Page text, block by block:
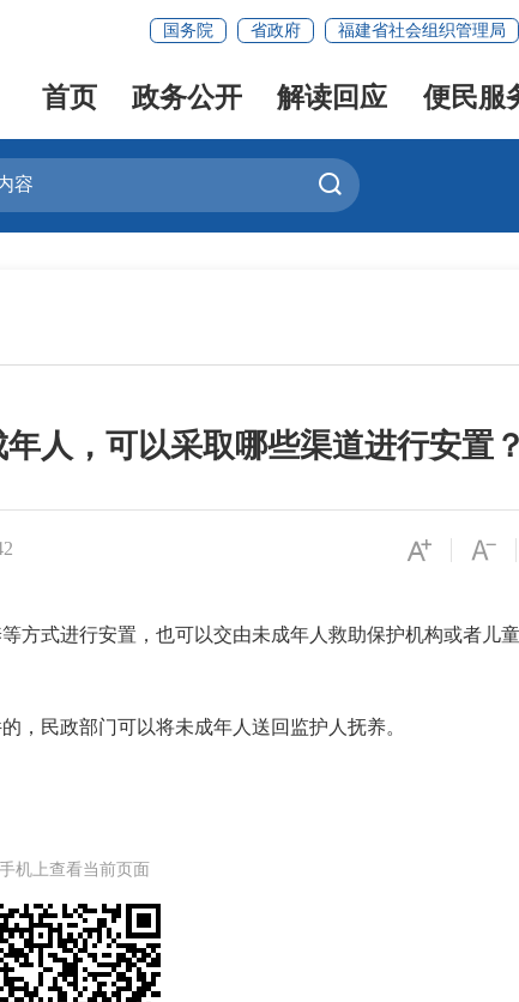
国务院 省政府 福建省社会组织管理局
首页 政务公开 解读回应 便民服
人，可以采取哪些渠道进行安置？
式进行安置，也可以交由未成年人救助保护机构或者儿童
民政部门可以将未成年人送回监护人抚养。
机上查看当前页面